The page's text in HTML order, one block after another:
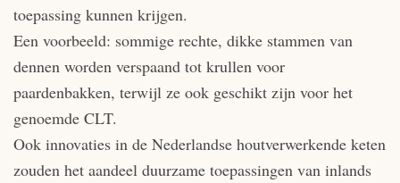
toepassing kunnen krijgen.
Een voorbeeld: sommige rechte, dikke stammen van
dennen worden verspaand tot krullen voor
paardenbakken, terwijl ze ook geschikt zijn voor het
genoemde CLT.
Ook innovaties in de Nederlandse houtverwerkende keten
zouden het aandeel duurzame toepassingen van inlands